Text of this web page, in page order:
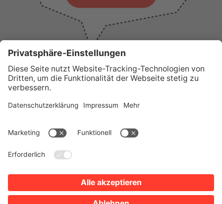
WICHTIGE LINKS
PresseWir über unsTourist-Information
Erklärung zur Barrierefreiheit
Impressum